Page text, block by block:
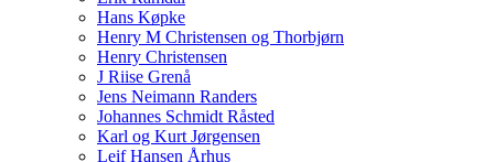
Hans Køpke
Henry M Christensen og Thorbjørn
Henry Christensen
J Riise Grenå
Jens Neimann Randers
Johannes Schmidt Råsted
Karl og Kurt Jørgensen
Leif Hansen Århus